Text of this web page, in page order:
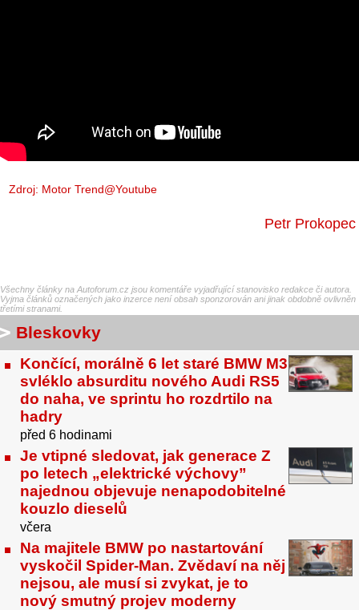
Zdroj: Motor Trend@Youtube
Petr Prokopec
Všechny články na Autoforum.cz jsou komentáře vyjadřující stanovisko redakce či autora.
Vyjma článků označených jako inzerce není obsah sponzorován ani jinak obdobně ovlivněn
třetími stranami.
Bleskovky
Končící, morálně 6 let staré BMW M3
svléklo absurditu nového Audi RS5
do naha, ve sprintu ho rozdrtilo na
hadry
před 6 hodinami
Je vtipné sledovat, jak generace Z
po letech „elektrické výchovy”
najednou objevuje nenapodobitelné
kouzlo dieselů
včera
Na majitele BMW po nastartování
vyskočil Spider-Man. Zvědaví na něj
nejsou, ale musí si zvykat, je to
nový smutný projev moderny